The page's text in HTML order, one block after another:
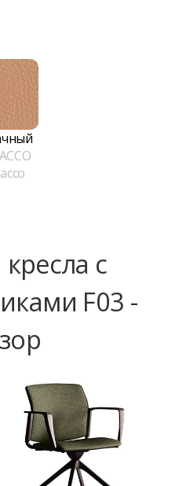
с
F03 -